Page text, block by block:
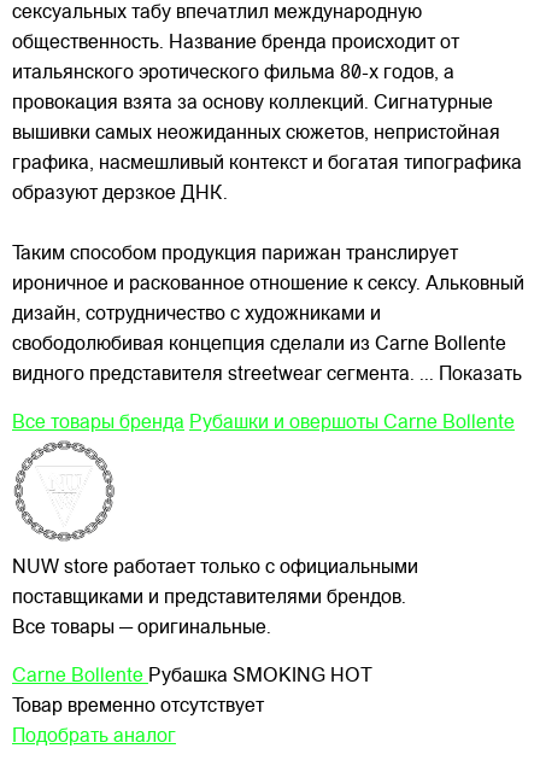
сексуальных табу впечатлил международную
общественность. Название бренда происходит от
итальянского эротического фильма 80-х годов, а
провокация взята за основу коллекций. Сигнатурные
вышивки самых неожиданных сюжетов, непристойная
графика, насмешливый контекст и богатая типографика
образуют дерзкое ДНК.
Таким способом продукция парижан транслирует
ироничное и раскованное отношение к сексу. Альковный
дизайн, сотрудничество с художниками и
свободолюбивая концепция сделали из Carne Bollente
видного представителя streetwear сегмента. ... Показать
Все товары бренда Рубашки и овершоты Carne Bollente
NUW store работает только с официальными
поставщиками и представителями брендов.
Все товары — оригинальные.
Carne Bollente Рубашка SMOKING HOT
Товар временно отсутствует
Подобрать аналог